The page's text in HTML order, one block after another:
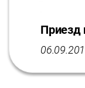
Приезд